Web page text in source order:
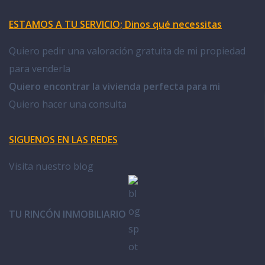
ESTAMOS A TU SERVICIO; Dinos qué necessitas
Quiero pedir una valoración gratuita de mi propiedad
para venderla
Quiero encontrar la vivienda perfecta para mi
Quiero hacer una consulta
SIGUENOS EN LAS REDES
Visita nuestro blog
TU RINCÓN INMOBILIARIO